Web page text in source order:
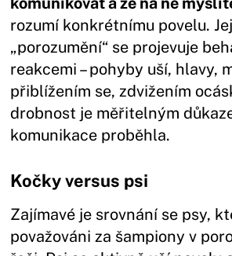
rozumí konkrétnímu povelu.
„porozumění“ se projevuje
reakcemi – pohyby uší, hlavy,
přiblížením se, zdvižením
drobnost je měřitelným
komunikace proběhla.
Kočky versus psi
Zajímavé je srovnání se psy,
považováni za šampiony v